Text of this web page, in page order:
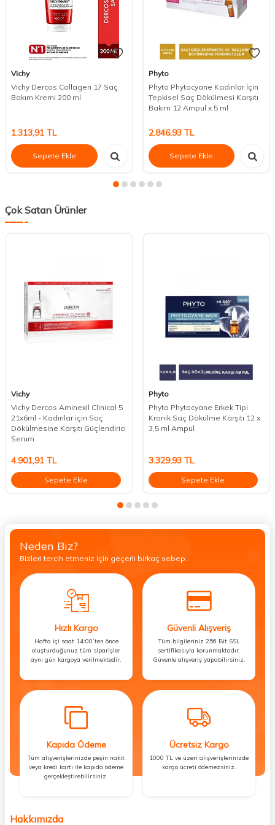
Vichy
Vichy Dercos Collagen 17 Saç
Bakım Kremi 200 ml
1.313,91 TL
Sepete Ekle
Phyto
Phyto Phytocyane Kadınlar İçin
Tepkisel Saç Dökülmesi Karşıtı
Bakım 12 Ampul x 5 ml
2.846,93TL
Sepete Ekle
Çok Satan Ürünler
Vichy
Vichy Dercos Aminexil Clinical 5
21x6ml - Kadınlar için Saç
Dökülmesine Karşıtı Güçlendirici
Serum
4.901,91 TL
Sepete Ekle
Phyto
Phyto Phytocyane Erkek Tipi
Kronik Saç Dökülme Karşıtı 12 x
3,5 ml Ampul
3.329,93TL
Sepete Ekle
Neden Biz?
Bizleri tercih etmeniz için geçerli birkaç sebep.
Hızlı Kargo
Hafta içi saat 14:00’ten önce
oluşturduğunuz tüm siparişler
aynı gün kargoya verilmektedir.
Güvenli Alışveriş
Tüm bilgileriniz 256 Bit SSL
sertifikasıyla korunmaktadır.
Güvenle alışveriş yapabilirsiniz.
Kapıda Ödeme
Tüm alışverişlerinizde peşin nakit
veya kredi kartı ile kapıda ödeme
gerçekleştirebilirsiniz.
Ücretsiz Kargo
1000 TL ve üzeri alışverişlerinizde
kargo ücreti ödemezsiniz.
Hakkımızda